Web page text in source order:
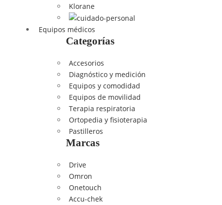
Klorane
Equipos médicos
Categorías
Accesorios
Diagnóstico y medición
Equipos y comodidad
Equipos de movilidad
Terapia respiratoria
Ortopedia y fisioterapia
Pastilleros
Marcas
Drive
Omron
Onetouch
Accu-chek